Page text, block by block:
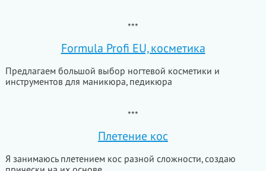
***
Formula Profi EU, косметика
Предлагаем большой выбор ногтевой косметики и
инструментов для маникюра, педикюра
***
Плетение кос
Я занимаюсь плетением кос разной сложности, создаю